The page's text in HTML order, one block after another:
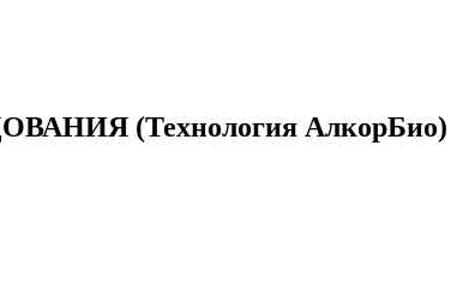
(Технология АлкорБио)